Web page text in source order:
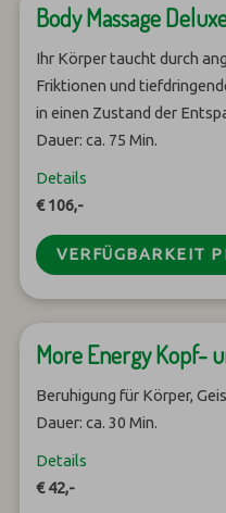
Body Massage
Ihr Körper taucht durch
Friktionen und
in einen Zustand der
Dauer: ca. 75 Min.
Details
€ 106,-
VERFÜGBARKEIT
More Energy Kopf-
Beruhigung für Körper,
Dauer: ca. 30 Min.
Details
€ 42,-